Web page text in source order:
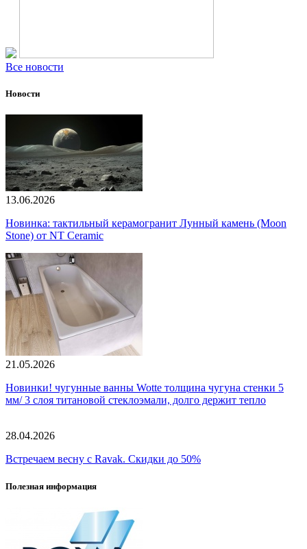
Все новости
Новости
13.06.2026
Новинка: тактильный керамогранит Лунный камень (Moon
Stone) от NT Ceramic
21.05.2026
Новинки! чугунные ванны Wotte толщина чугуна стенки 5
мм/ 3 слоя титановой стеклоэмали, долго держит тепло
28.04.2026
Встречаем весну с Ravak. Скидки до 50%
Полезная информация